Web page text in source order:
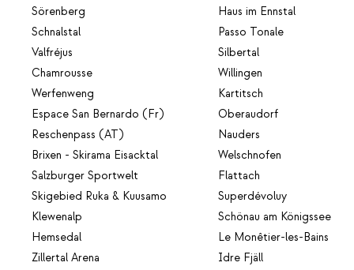
Sörenberg
Schnalstal
Valfréjus
Chamrousse
Werfenweng
Espace San Bernardo (Fr)
Reschenpass (AT)
Brixen - Skirama Eisacktal
Salzburger Sportwelt
Skigebied Ruka & Kuusamo
Klewenalp
Hemsedal
Zillertal Arena
Haus im Ennstal
Passo Tonale
Silbertal
Willingen
Kartitsch
Oberaudorf
Nauders
Welschnofen
Flattach
Superdévoluy
Schönau am Königssee
Le Monêtier-les-Bains
Idre Fjäll